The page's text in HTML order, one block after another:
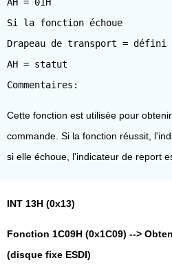
Si la fonction échoue
Drapeau de transport = défini
AH = statut
Cette fonction est utilisée pour
commande. Si la fonction réussit,
si elle échoue, l'indicateur de report
INT 13H (0x13)
Fonction 1C09H (0x1C09) -->
(disque fixe ESDI)